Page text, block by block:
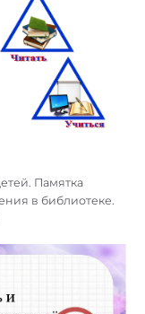
Памятка
в библиотеке.